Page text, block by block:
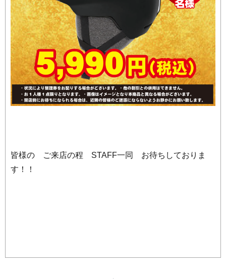
皆様の ご来店の程 STAFF一同 お待ちしておりま
す！！